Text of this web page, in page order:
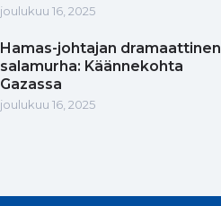
joulukuu 16, 2025
Hamas-johtajan dramaattinen
salamurha: Käännekohta
Gazassa
joulukuu 16, 2025